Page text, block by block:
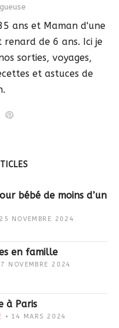
ans et Maman d'une
de 6 ans. Ici je
sorties, voyages,
et astuces de
bébé de moins d’un
25 NOVEMBRE 2024
en famille
7 NOVEMBRE 2024
à Paris
14 MARS 2024